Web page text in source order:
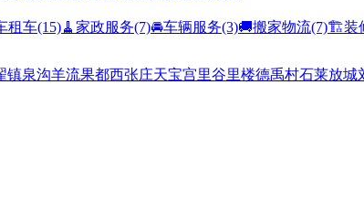
租车(15)🧹家政服务(7)🚘车辆服务(3)🚚搬家物流(7)🏗️装
镇泉沟羊流果都西张庄天宝宫里谷里楼德禹村石莱放城